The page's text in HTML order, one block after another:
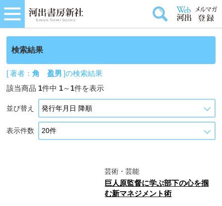
検索結果
[ 著者：角 盈男 ]の検索結果
該当商品 1件中 1～ 1件を表示
並び替え
表示件数
芸術・芸能
巨人原監督に学ぶ部下の心を掴
む新マネジメント術